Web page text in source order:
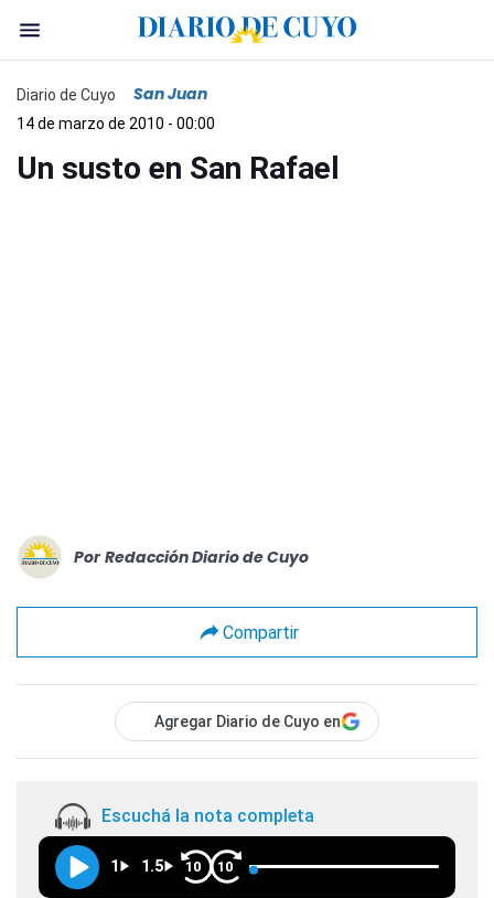
Diario de Cuyo San Juan
14 de marzo de 2010 - 00:00
Un susto en San Rafael
Por Redacción Diario de Cuyo
Compartir
Agregar Diario de Cuyo en
Escuchá la nota completa
1 1.5 10 10